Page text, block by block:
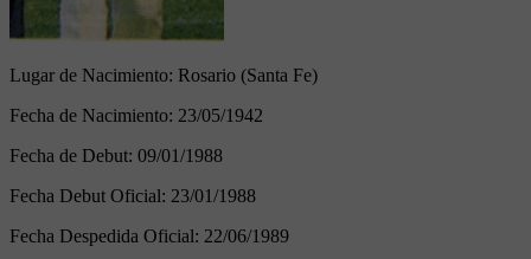
Lugar de Nacimiento: Rosario (Santa Fe)
Fecha de Nacimiento: 23/05/1942
Fecha de Debut: 09/01/1988
Fecha Debut Oficial: 23/01/1988
Fecha Despedida Oficial: 22/06/1989